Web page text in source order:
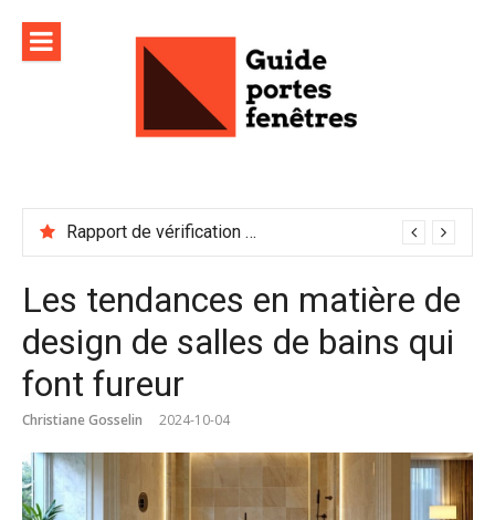
contenu
Rapport de vérification sécurité : à conserver précieusement
Les tendances en matière de
design de salles de bains qui
font fureur
Christiane Gosselin 2024-10-04